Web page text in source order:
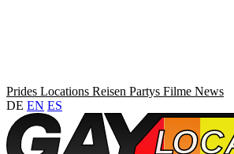
Prides Locations Reisen Partys Filme News
DE EN ES